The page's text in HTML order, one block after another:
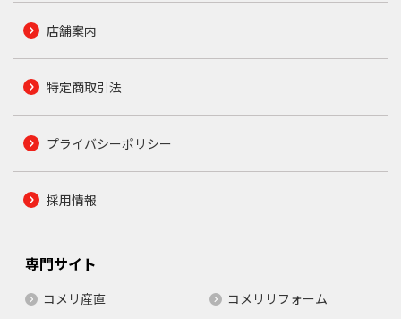
店舗案内
特定商取引法
プライバシーポリシー
採用情報
専門サイト
コメリ産直
コメリリフォーム